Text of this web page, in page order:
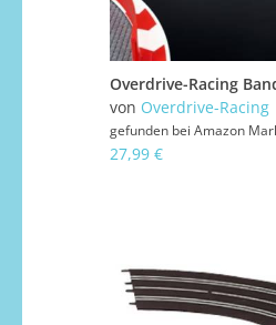
von Overdrive-Racing
gefunden bei Amazon
27,99 €